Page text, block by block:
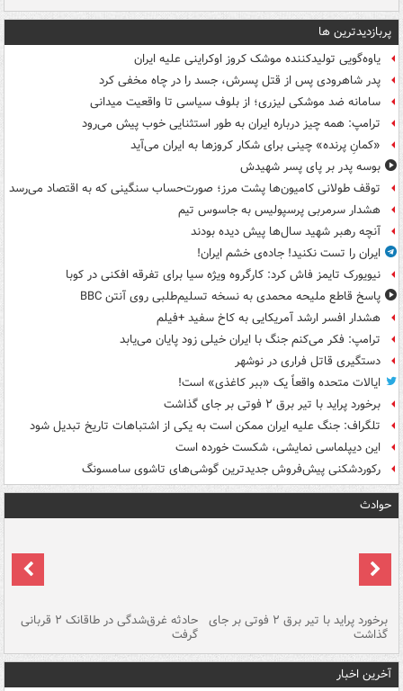
پربازدیدترین ها
یاوه‌گویی تولیدکننده موشک کروز اوکراینی علیه ایران
پدر شاهرودی پس از قتل پسرش، جسد را در چاه مخفی کرد
سامانه ضد موشکی لیزری؛ از بلوف سیاسی تا واقعیت میدانی
ترامپ: همه چیز درباره ایران به طور استثنایی خوب پیش می‌رود
«کمانِ پرنده» چینی برای شکار کروزها به ایران می‌آید
بوسه‌ پدر بر پای پسر شهیدش
توقف طولانی کامیون‌ها پشت مرز؛ صورت‌حساب سنگینی که به اقتصاد می‌رسد
هشدار سرمربی پرسپولیس به جاسوس تیم
آنچه رهبر شهید سال‌ها پیش دیده بودند
ایران را تست نکنید! جاده‌ی خشم ایران!
نیویورک تایمز فاش کرد: کارگروه ویژه سیا برای تفرقه افکنی در کوبا
پاسخ قاطع ملیحه محمدی به نسخه تسلیم‌طلبی روی آنتن BBC
هشدار افسر ارشد آمریکایی به کاخ سفید +فیلم
ترامپ: فکر می‌کنم جنگ با ایران خیلی زود پایان می‌یابد
دستگیری قاتل فراری در نوشهر
ایالات متحده واقعاً یک «ببر کاغذی» است!
برخورد پراید با تیر برق ۲ فوتی بر جای گذاشت
تلگراف: جنگ علیه ایران ممکن است به یکی از اشتباهات تاریخ تبدیل شود
این دیپلماسی نمایشی، شکست خورده است
رکوردشکنی پیش‌فروش جدیدترین گوشی‌های تاشوی سامسونگ
حوادث
برخورد پراید با تیر برق ۲ فوتی بر جای
گذاشت
حادثه غرق‌شدگی در طاقانک ۲ قربانی
گرفت
آخرین اخبار